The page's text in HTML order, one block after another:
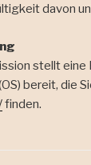
davon
stellt
bereit, die
finden.